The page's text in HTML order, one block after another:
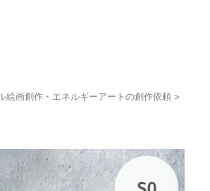
絵画創作・エネルギーアートの創作依頼 >